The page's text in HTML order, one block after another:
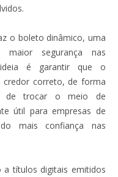
o boleto dinâmico, uma
maior segurança nas
é garantir que o
credor correto, de forma
de trocar o meio de
útil para empresas de
mais confiança nas
a títulos digitais emitidos